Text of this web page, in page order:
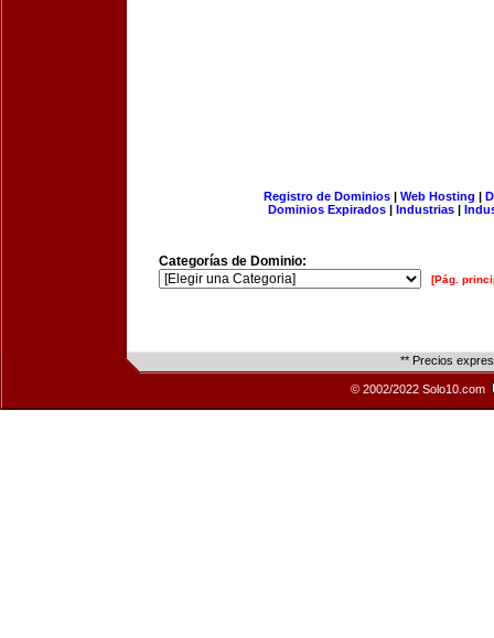
Registro de Dominios| Web Hosting |
Dominios Expirados | Industrias |
Categorías de Dominio:
[Pág.
** Precios
© 2002/2022 Solo10.com